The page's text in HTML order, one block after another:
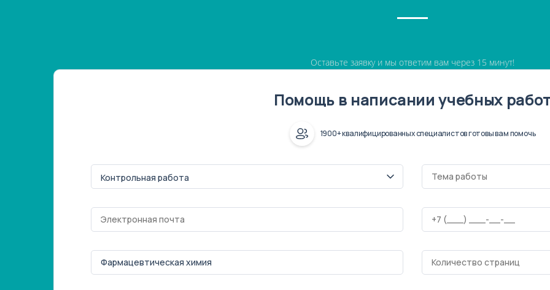
Оставьте заявку и мы ответим вам через 15 минут!
Помощь в написании учебных
1900+ квалифицированных специалистов готовы вам помочь